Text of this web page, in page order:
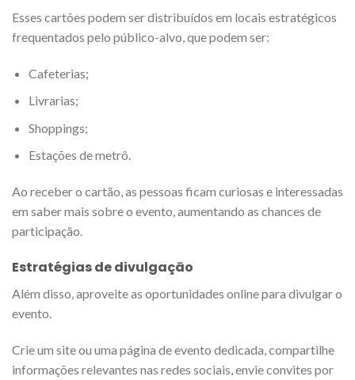
Esses cartões podem ser distribuídos em locais estratégicos
frequentados pelo público-alvo, que podem ser:
Cafeterias;
Livrarias;
Shoppings;
Estações de metrô.
Ao receber o cartão, as pessoas ficam curiosas e interessadas
em saber mais sobre o evento, aumentando as chances de
participação.
Estratégias de divulgação
Além disso, aproveite as oportunidades online para divulgar o
evento.
Crie um site ou uma página de evento dedicada, compartilhe
informações relevantes nas redes sociais, envie convites por